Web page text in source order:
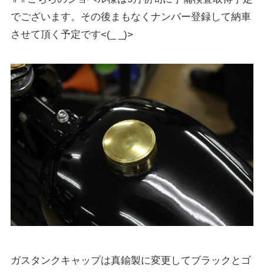
でございます。その後まもなくナンバー登録して納車
させて頂く予定です<(_ _)>
ガスタンクキャップは真鍮製に変更してブラックとゴ